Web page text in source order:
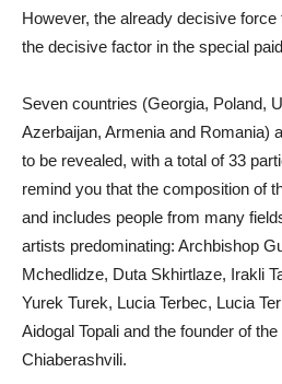
However, the already decisive
the decisive factor in the special
Seven countries (Georgia, Poland,
Azerbaijan, Armenia and Romania)
to be revealed, with a total of 33
remind you that the composition of
and includes people from many
artists predominating: Archbishop
Mchedlidze, Duta Skhirtlaze, Irakli
Yurek Turek, Lucia Terbec, Lucia
Aidogal Topali and the founder of
Chiaberashvili.